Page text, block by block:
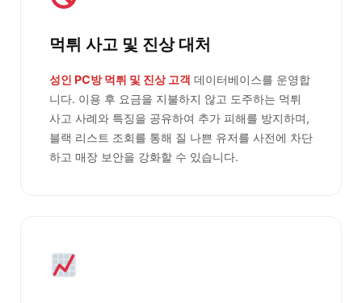
먹튀 사고 및 진상 대처
성인 PC방 먹튀 및 진상 고객 데이터베이스를 운영합
니다. 이용 후 요금을 지불하지 않고 도주하는 먹튀
사고 사례와 특징을 공유하여 추가 피해를 방지하며,
블랙 리스트 조회를 통해 질 나쁜 유저를 사전에 차단
하고 매장 보안을 강화할 수 있습니다.